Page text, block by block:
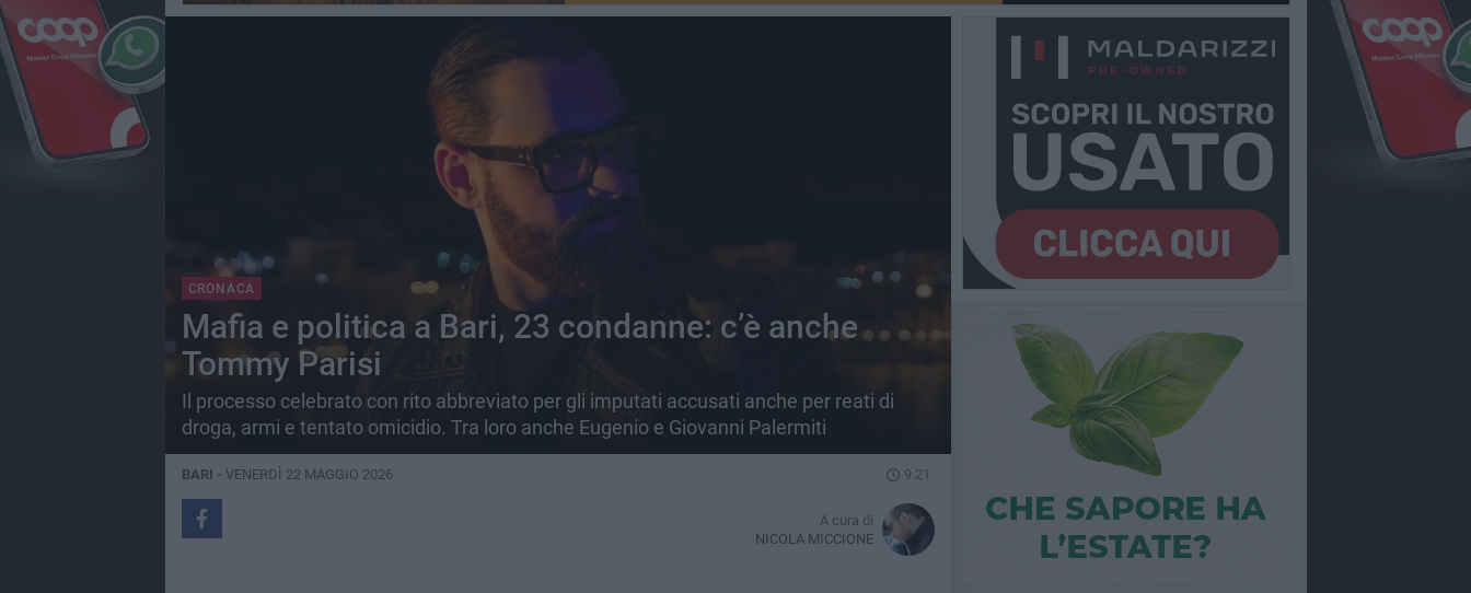
CRONACA
Mafia e politica a Bari, 23 condanne: c’è anche
Tommy Parisi
Il processo celebrato con rito abbreviato per gli imputati accusati anche per reati di
droga, armi e tentato omicidio. Tra loro anche Eugenio e Giovanni Palermiti
BARI - VENERDÌ 22 MAGGIO 2026 9.21
A cura di
NICOLA MICCIONE